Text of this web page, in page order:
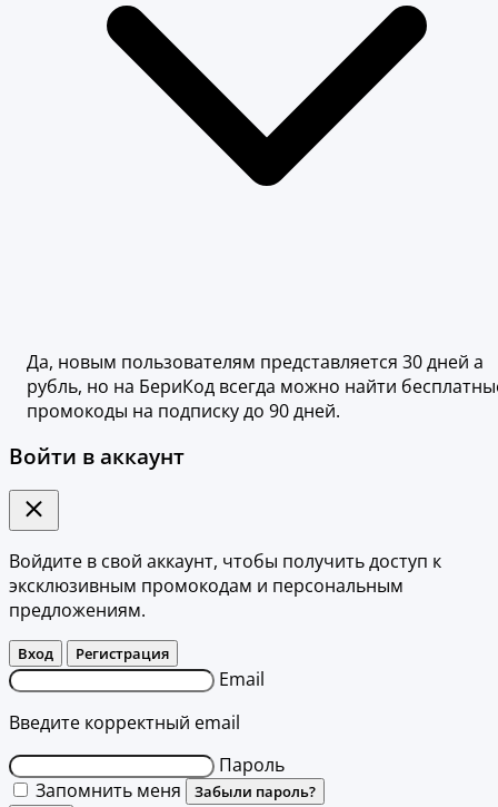
Да, новым пользователям представляется 30 дней а
рубль, но на БериКод всегда можно найти
промокоды на подписку до 90 дней.
Войти в аккаунт
Войдите в свой аккаунт, чтобы получить доступ к
эксклюзивным промокодам и персональным
предложениям.
Вход Регистрация
Email
Введите корректный email
Пароль
Запомнить меня
Забыли пароль?